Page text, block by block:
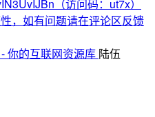
（访问码：ut7x）
，如有问题请在评论区反馈
陆伍